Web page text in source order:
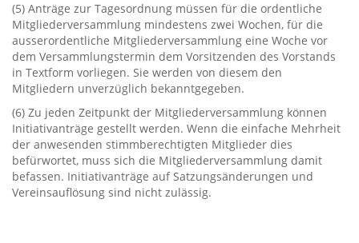
‭(‬5‭) ‬Anträge zur Tagesordnung müssen für die ordentliche
Mitgliederversammlung mindestens zwei Wochen,‭ ‬für die
ausserordentliche Mitgliederversammlung eine Woche vor
dem Versammlungstermin dem Vorsitzenden des Vorstands‭
‬in Textform vorliegen.‭ ‬Sie werden von diesem den
Mitgliedern unverzüglich bekanntgegeben.
‭(‬6‭) ‬Zu jeden Zeitpunkt der Mitgliederversammlung können
Initiativanträge gestellt werden.‭ ‬Wenn die einfache Mehrheit
der anwesenden stimmberechtigten Mitglieder dies
befürwortet,‭ ‬muss sich die Mitgliederversammlung damit
befassen.‭ ‬Initiativanträge auf Satzungsänderungen und
Vereinsauflösung sind nicht zulässig.